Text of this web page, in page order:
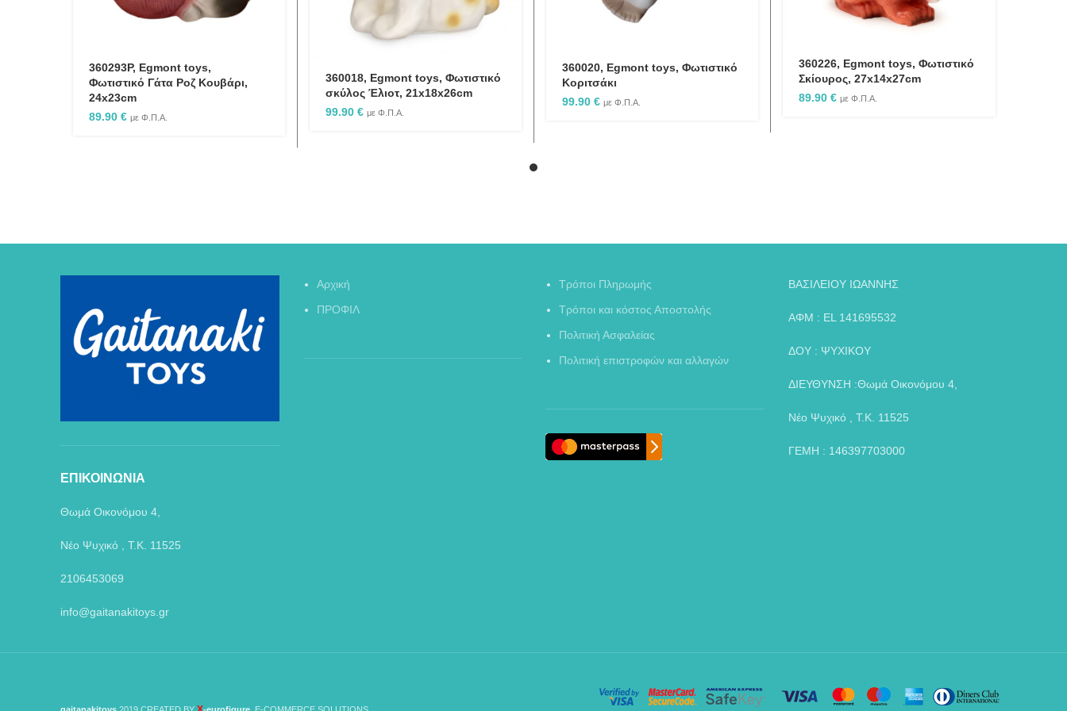
360293P, Egmont toys,
Φωτιστικό Γάτα Ροζ Κουβάρι,
24x23cm
89.90 € με Φ.Π.Α.
360018, Egmont toys, Φωτιστικό
σκύλος Έλιοτ, 21x18x26cm
99.90 € με Φ.Π.Α.
360020, Egmont toys, Φωτιστικό
Κοριτσάκι
99.90 € με Φ.Π.Α.
360226, Egmont toys, Φωτιστικό
Σκίουρος, 27x14x27cm
89.90 € με Φ.Π.Α.
ΕΠΙΚΟΙΝΩΝΙΑ
Θωμά Οικονόμου 4,
Νέο Ψυχικό , Τ.Κ. 11525
2106453069
info@gaitanakitoys.gr
Αρχική
ΠΡΟΦΙΛ
Τρόποι Πληρωμής
Τρόποι και κόστος Αποστολής
Πολιτική Ασφαλείας
Πολιτική επιστροφών και αλλαγών
ΒΑΣΙΛΕΙΟΥ ΙΩΑΝΝΗΣ
ΑΦΜ : EL 141695532
ΔΟΥ : ΨΥΧΙΚΟΥ
ΔΙΕΥΘΥΝΣΗ :Θωμά Οικονόμου 4,
Νέο Ψυχικό , Τ.Κ. 11525
ΓΕΜΗ : 146397703000